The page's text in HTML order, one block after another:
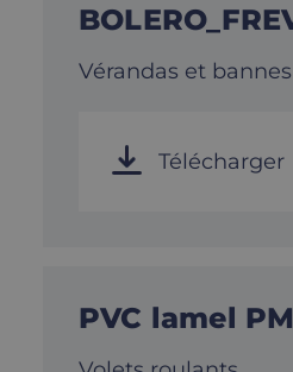
Vérandas et
Télécharger
PVC lamel